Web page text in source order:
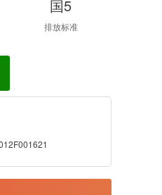
国5
排放标准